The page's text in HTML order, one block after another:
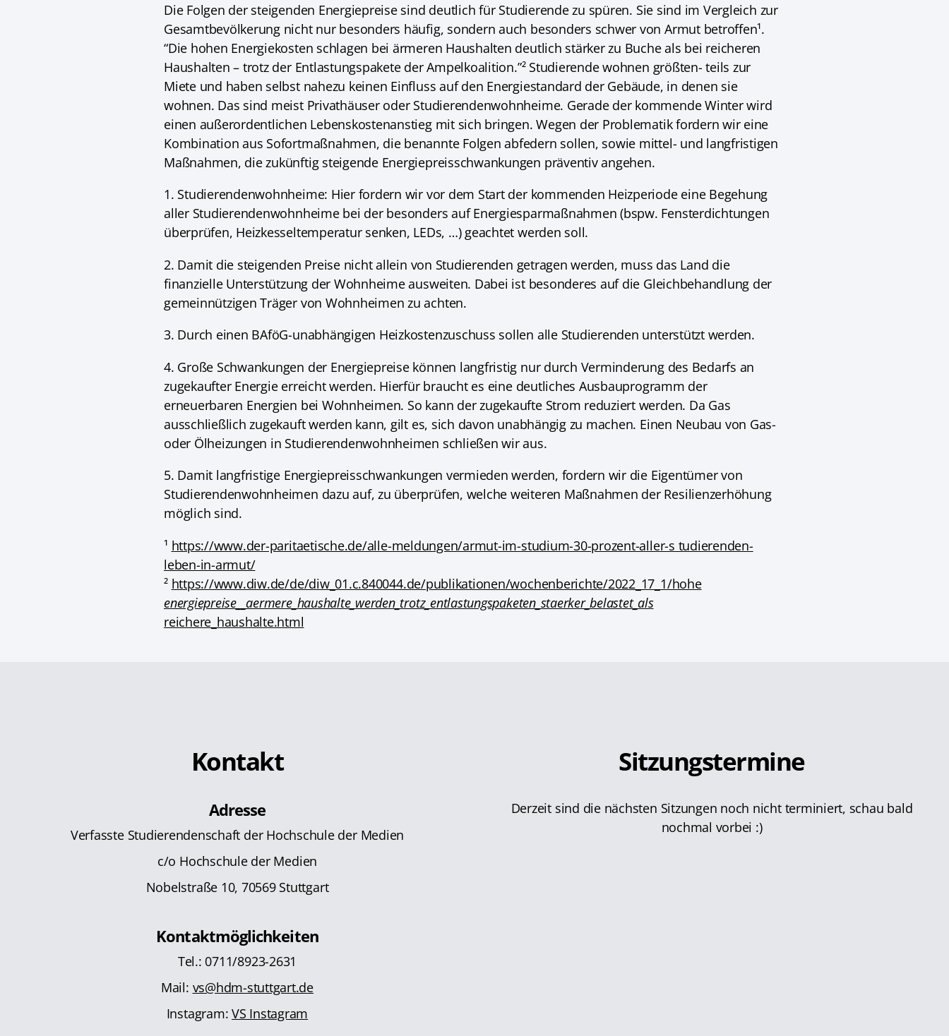
Die Folgen der steigenden Energiepreise sind deutlich für Studierende zu spüren. Sie sind im Vergleich zur
Gesamtbevölkerung nicht nur besonders häufig, sondern auch besonders schwer von Armut betroffen¹.
“Die hohen Energiekosten schlagen bei ärmeren Haushalten deutlich stärker zu Buche als bei reicheren
Haushalten – trotz der Entlastungspakete der Ampelkoalition.”² Studierende wohnen größten- teils zur
Miete und haben selbst nahezu keinen Einfluss auf den Energiestandard der Gebäude, in denen sie
wohnen. Das sind meist Privathäuser oder Studierendenwohnheime. Gerade der kommende Winter wird
einen außerordentlichen Lebenskostenanstieg mit sich bringen. Wegen der Problematik fordern wir eine
Kombination aus Sofortmaßnahmen, die benannte Folgen abfedern sollen, sowie mittel- und langfristigen
Maßnahmen, die zukünftig steigende Energiepreisschwankungen präventiv angehen.
1. Studierendenwohnheime: Hier fordern wir vor dem Start der kommenden Heizperiode eine Begehung
aller Studierendenwohnheime bei der besonders auf Energiesparmaßnahmen (bspw. Fensterdichtungen
überprüfen, Heizkesseltemperatur senken, LEDs, …) geachtet werden soll.
2. Damit die steigenden Preise nicht allein von Studierenden getragen werden, muss das Land die
finanzielle Unterstützung der Wohnheime ausweiten. Dabei ist besonderes auf die Gleichbehandlung der
gemeinnützigen Träger von Wohnheimen zu achten.
3. Durch einen BAföG-unabhängigen Heizkostenzuschuss sollen alle Studierenden unterstützt werden.
4. Große Schwankungen der Energiepreise können langfristig nur durch Verminderung des Bedarfs an
zugekaufter Energie erreicht werden. Hierfür braucht es eine deutliches Ausbauprogramm der
erneuerbaren Energien bei Wohnheimen. So kann der zugekaufte Strom reduziert werden. Da Gas
ausschließlich zugekauft werden kann, gilt es, sich davon unabhängig zu machen. Einen Neubau von Gas-
oder Ölheizungen in Studierendenwohnheimen schließen wir aus.
5. Damit langfristige Energiepreisschwankungen vermieden werden, fordern wir die Eigentümer von
Studierendenwohnheimen dazu auf, zu überprüfen, welche weiteren Maßnahmen der Resilienzerhöhung
möglich sind.
¹ https://www.der-paritaetische.de/alle-meldungen/armut-im-studium-30-prozent-aller-s tudierenden-
leben-in-armut/
² https://www.diw.de/de/diw_01.c.840044.de/publikationen/wochenberichte/2022_17_1/hohe
energiepreise__aermere_haushalte_werden_trotz_entlastungspaketen_staerker_belastet_als
reichere_haushalte.html
Kontakt
Adresse
Verfasste Studierendenschaft der Hochschule der Medien
c/o Hochschule der Medien
Nobelstraße 10, 70569 Stuttgart
Kontaktmöglichkeiten
Tel.: 0711/8923-2631
Mail: vs@hdm-stuttgart.de
Instagram:VS Instagram
Sitzungstermine
Derzeit sind die nächsten Sitzungen noch nicht terminiert, schau bald
nochmal vorbei :)